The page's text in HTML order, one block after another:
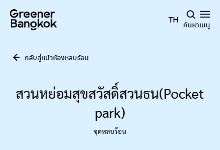
TH ค้นหาเมนู
กลับสู่หน้าห้องหลบร้อน
สวนหย่อมสุขสวัสดิ์สวนธน(Pocket
park)
จุดหลบร้อน